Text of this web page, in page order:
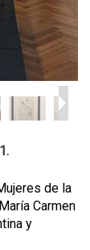
de la
Carmen
y